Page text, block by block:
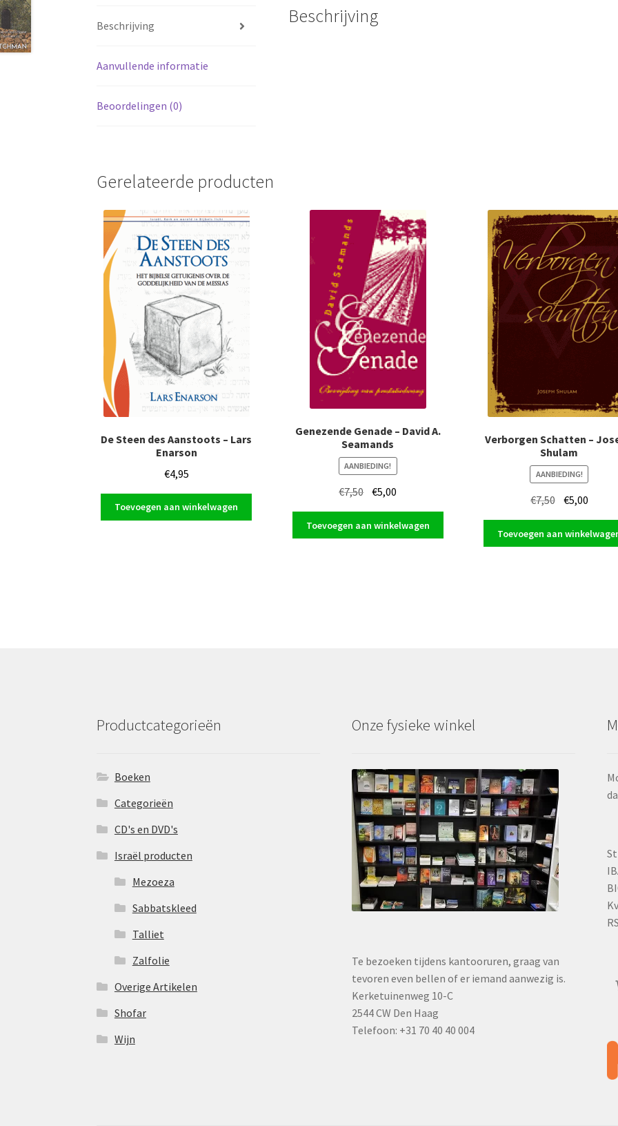
Beschrijving
Aanvullende informatie
Beoordelingen (0)
Beschrijving
Gerelateerde producten
De Steen des Aanstoots – Lars
Enarson
€4,95
Toevoegen aan winkelwagen
Genezende Genade – David A.
Seamands
AANBIEDING!
€7,50
Oorspronkelijke
was:
€7,50.
€5,00
is:
€5,00.
Toevoegen aan winkelwagen
Verborgen Schatten –
Shulam
AANBIEDING!
€7,50
Oorspronkelijke
was:
€7,50.
€5,00Huidige
is:
€5,00.
Toevoegen aan
Productcategorieën
Boeken
Categorieën
CD's en DVD's
Israël producten
Mezoeza
Sabbatskleed
Talliet
Zalfolie
Overige Artikelen
Shofar
Wijn
Onze fysieke winkel
Te bezoeken tijdens kantooruren, graag van
tevoren even bellen of er iemand aanwezig is.
Kerketuinenweg 10-C
2544 CW Den Haag
Telefoon: +31 70 40 40 004